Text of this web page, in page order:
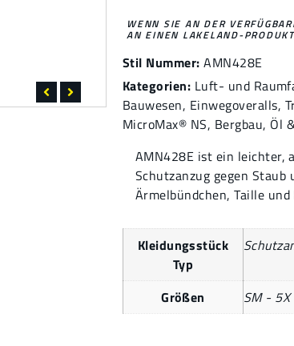
WENN SIE AN DER
AN EINEN LAKELAND-
Stil Nummer: AMN428E
Kategorien: Luft- und
Bauwesen, Einwegoveralls,
MicroMax® NS, Bergbau, Öl
AMN428E ist ein leichter,
Schutzanzug gegen
Ärmelbündchen, Taille
Kleidungsstück
Typ
Größen SM - 5X